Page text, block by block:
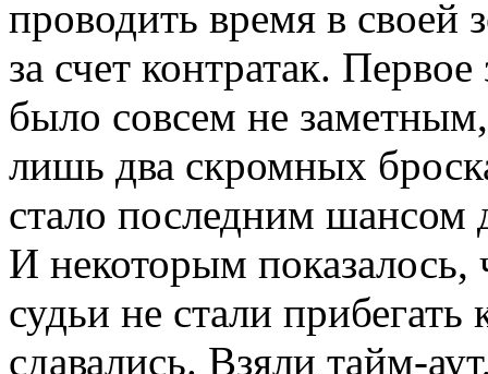
проводить время в своей
за счет контратак.
было совсем не
лишь два скромных
стало последним шансом
И некоторым показалось,
судьи не стали прибегать
сдавались. Взяли тайм-